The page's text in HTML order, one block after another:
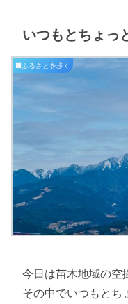
いつもとちょっ
■ふるさとを歩く
今日は苗木地域の空
その中でいつもとち